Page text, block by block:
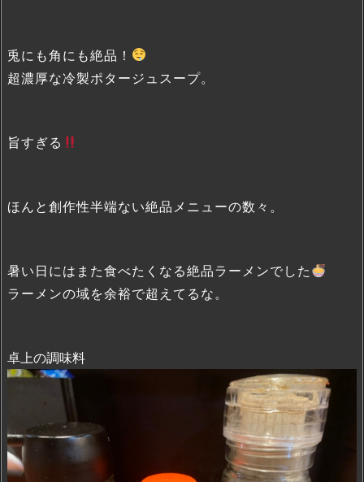
兎にも角にも絶品！
超濃厚な冷製ポタージュスープ。
旨すぎる
ほんと創作性半端ない絶品メニューの数々。
暑い日にはまた食べたくなる絶品ラーメンでした
ラーメンの域を余裕で超えてるな。
卓上の調味料